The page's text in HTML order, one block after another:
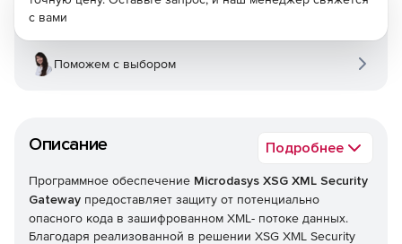
Описание Подробнее
Программное обеспечение Microdasys XSG XML Security
Gateway предоставляет защиту от потенциально
опасного кода в зашифрованном XML- потоке данных.
Благодаря реализованной в решении XSG XML Security
с вами
Поможем с выбором